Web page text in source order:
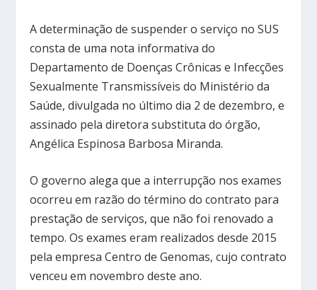
A determinação de suspender o serviço no SUS
consta de uma nota informativa do
Departamento de Doenças Crônicas e Infecções
Sexualmente Transmissíveis do Ministério da
Saúde, divulgada no último dia 2 de dezembro, e
assinado pela diretora substituta do órgão,
Angélica Espinosa Barbosa Miranda.
O governo alega que a interrupção nos exames
ocorreu em razão do término do contrato para
prestação de serviços, que não foi renovado a
tempo. Os exames eram realizados desde 2015
pela empresa Centro de Genomas, cujo contrato
venceu em novembro deste ano.